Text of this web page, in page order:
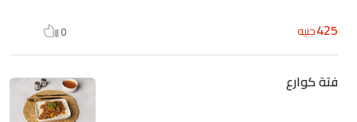
425جنيه 0
فتة كوارع